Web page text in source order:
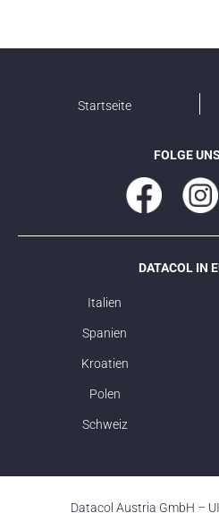
Startseite
FOLGE
DATACOL IN
Italien
Spanien
Kroatien
Polen
Schweiz
Datacol Austria GmbH –